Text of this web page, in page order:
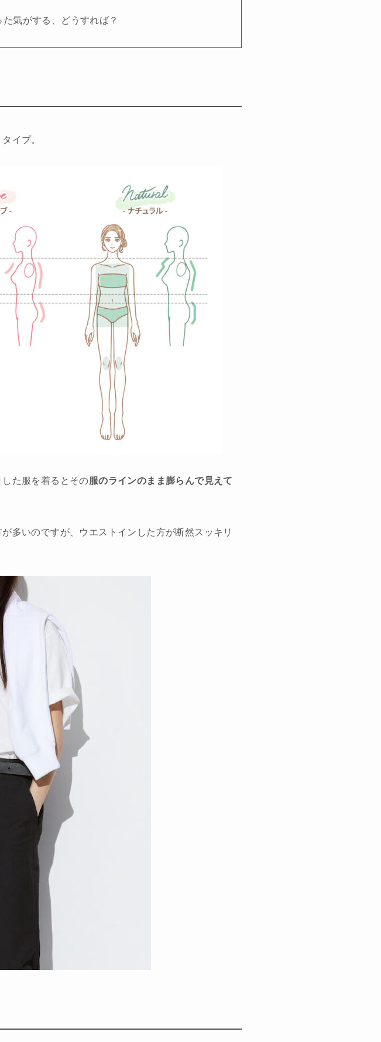
気がする、どうすれば？
イプ。
た服を着るとその 服のラインのまま膨らんで見えて
多いのですが、ウエストインした方が断然スッキリ